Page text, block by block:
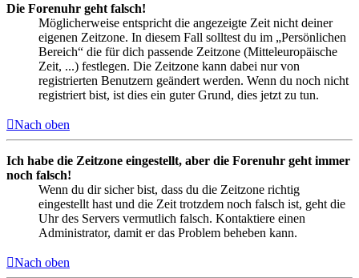
Die Forenuhr geht falsch!
Möglicherweise entspricht die angezeigte Zeit nicht deiner
eigenen Zeitzone. In diesem Fall solltest du im „Persönlichen
Bereich“ die für dich passende Zeitzone (Mitteleuropäische
Zeit, ...) festlegen. Die Zeitzone kann dabei nur von
registrierten Benutzern geändert werden. Wenn du noch nicht
registriert bist, ist dies ein guter Grund, dies jetzt zu tun.
Nach oben
Ich habe die Zeitzone eingestellt, aber die Forenuhr geht immer
noch falsch!
Wenn du dir sicher bist, dass du die Zeitzone richtig
eingestellt hast und die Zeit trotzdem noch falsch ist, geht die
Uhr des Servers vermutlich falsch. Kontaktiere einen
Administrator, damit er das Problem beheben kann.
Nach oben